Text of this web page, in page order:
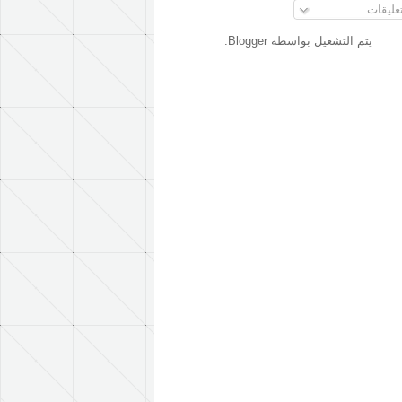
يتم التشغيل بواسطةBlogger
.